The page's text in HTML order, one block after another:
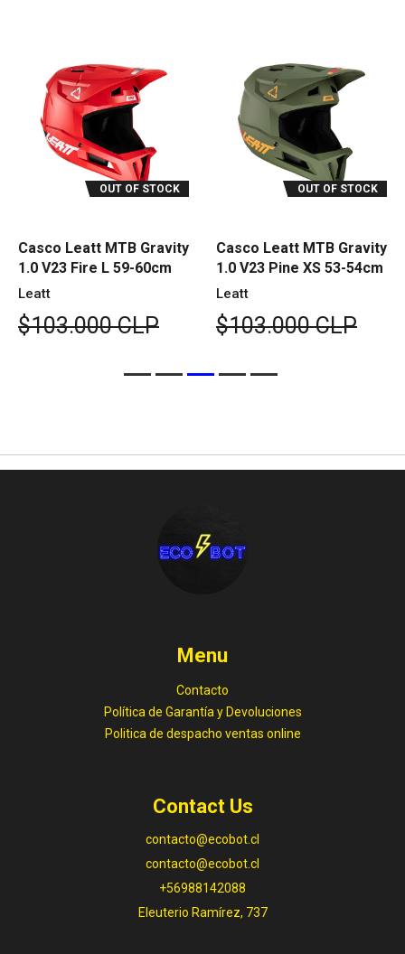
OUT OF STOCK
Casco Leatt MTB Gravity
1.0 V23 Fire L 59-60cm
Leatt
$103.000 CLP
OUT OF STOCK
Casco Leatt MTB Gravity
1.0 V23 Pine XS 53-54cm
Leatt
$103.000 CLP
Menu
Contacto
Política de Garantía y Devoluciones
Politica de despacho ventas online
Contact Us
contacto@ecobot.cl
contacto@ecobot.cl
+56988142088
Eleuterio Ramírez, 737